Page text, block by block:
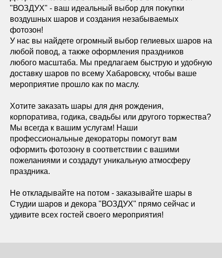
"ВОЗДУХ" - ваш идеальный выбор для покупки
воздушных шаров и создания незабываемых
фотозон!
У нас вы найдете огромный выбор гелиевых шаров на
любой повод, а также оформления праздников
любого масштаба. Мы предлагаем быструю и удобную
доставку шаров по всему Хабаровску, чтобы ваше
мероприятие прошло как по маслу.
Хотите заказать шары для дня рождения,
корпоратива, годика, свадьбы или другого торжества?
Мы всегда к вашим услугам! Наши
профессиональные декораторы помогут вам
оформить фотозону в соответствии с вашими
пожеланиями и создадут уникальную атмосферу
праздника.
Не откладывайте на потом - заказывайте шары в
Студии шаров и декора "ВОЗДУХ" прямо сейчас и
удивите всех гостей своего мероприятия!